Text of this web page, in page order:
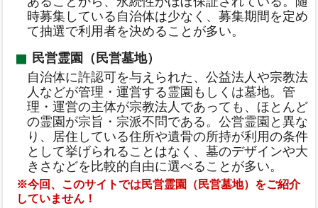
時募集している自治体は少なく、募集期間を定め
て抽選で利用者を決めることが多い。
民営霊園（民営墓地）
自治体に許認可を与えられた、公益法人や宗教法
人などが管理・運営する霊園もしくは墓地。管
理・運営の主体が宗教法人であっても、ほとんど
の霊園が宗旨・宗派不問である。公営霊園と異な
り、居住している住所や遺骨の所持が利用の条件
として挙げられることはなく、墓のデザインや大
きさなどを比較的自由に選べることが多い。
※今回、このサイトでは民営霊園（民営墓地）をご紹介
していません！